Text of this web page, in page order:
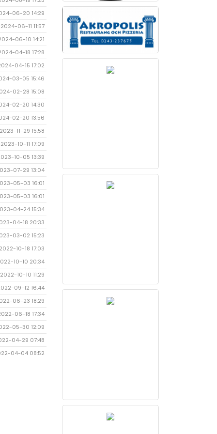
06-20 14:29
2024-06-11 11:57
06-10 14:21
04-18 17:28
04-15 17:02
03-05 15:46
02-28 15:08
02-20 14:30
02-20 13:56
2023-11-29 15:58
2023-10-11 17:09
10-05 13:39
07-29 13:04
05-03 16:01
05-03 16:01
04-24 15:34
04-18 20:33
03-02 15:23
2022-10-18 17:03
10-10 20:34
2022-10-10 11:29
09-12 16:44
06-23 18:29
06-18 17:34
05-30 12:09
04-29 07:48
04-04 08:52